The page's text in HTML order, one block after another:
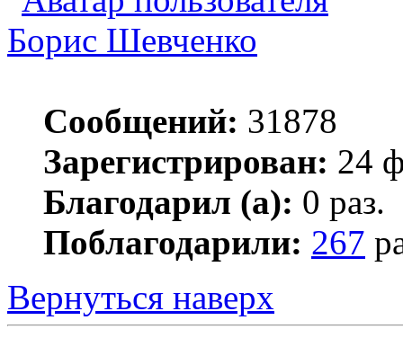
Борис Шевченко
Сообщений: 31878
Зарегистрирован: 24
Благодарил (а): 0 раз.
Поблагодарили: 267
Вернуться наверх